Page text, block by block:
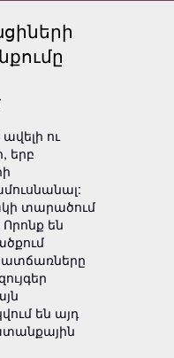
ու
երբ
տարածում
են
են այդ